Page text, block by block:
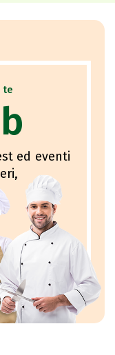
te
ed eventi